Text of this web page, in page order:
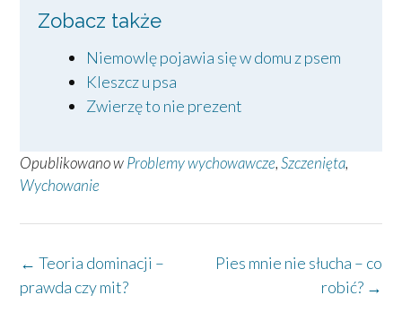
Zobacz także
Niemowlę pojawia się w domu z psem
Kleszcz u psa
Zwierzę to nie prezent
Opublikowano wProblemy wychowawcze,Szczenięta,
Wychowanie
Post
navigation
Pies mnie nie słucha – co
robić? →
← Teoria dominacji –
prawda czy mit?